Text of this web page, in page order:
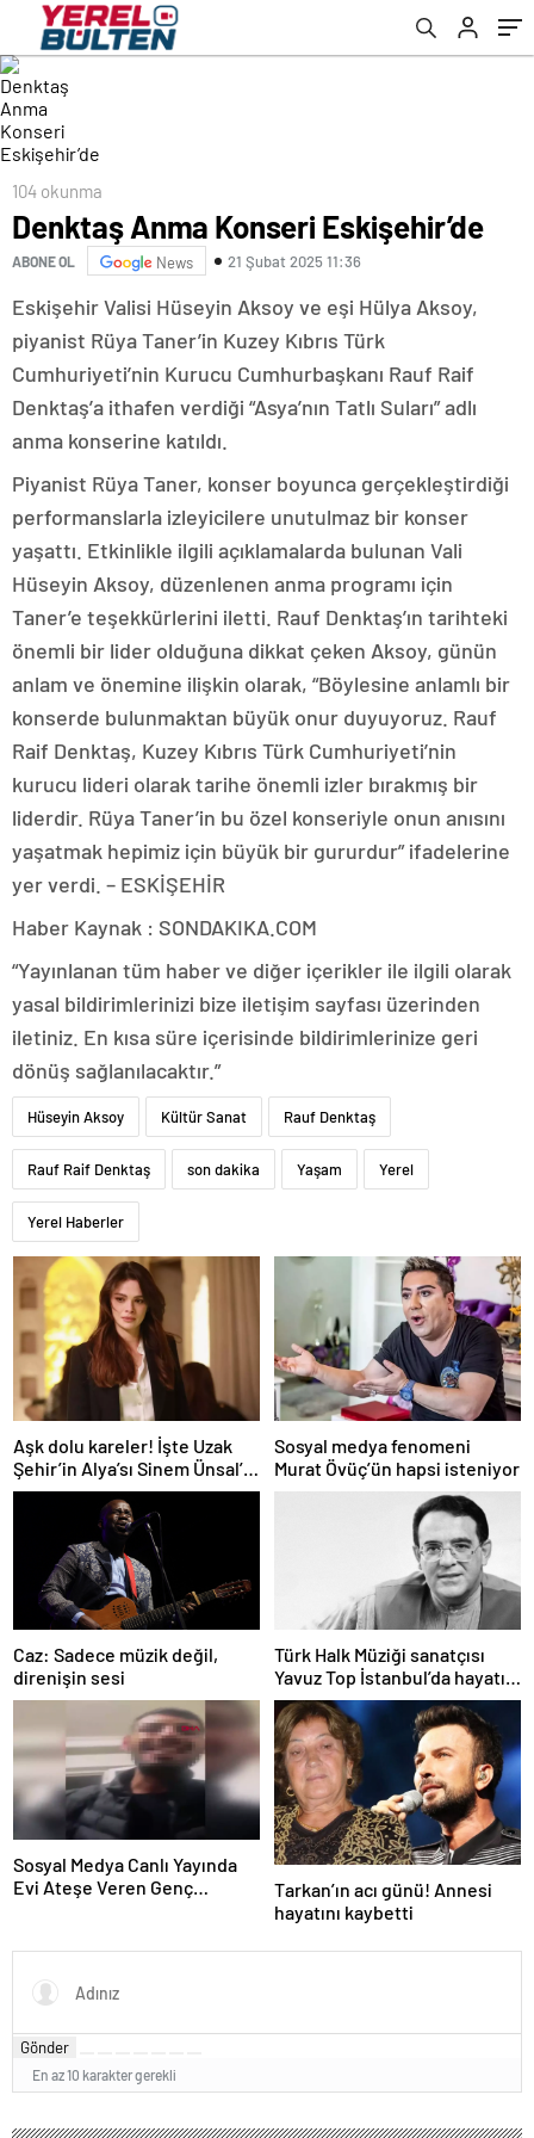
104 okunma
Denktaş Anma Konseri Eskişehir’de
ABONE OL News 21 Şubat 2025 11:36
Eskişehir Valisi Hüseyin Aksoy ve eşi Hülya Aksoy,
piyanist Rüya Taner’in Kuzey Kıbrıs Türk
Cumhuriyeti’nin Kurucu Cumhurbaşkanı Rauf Raif
Denktaş’a ithafen verdiği “Asya’nın Tatlı Suları” adlı
anma konserine katıldı.
Piyanist Rüya Taner, konser boyunca gerçekleştirdiği
performanslarla izleyicilere unutulmaz bir konser
yaşattı. Etkinlikle ilgili açıklamalarda bulunan Vali
Hüseyin Aksoy, düzenlenen anma programı için
Taner’e teşekkürlerini iletti. Rauf Denktaş’ın tarihteki
önemli bir lider olduğuna dikkat çeken Aksoy, günün
anlam ve önemine ilişkin olarak, “Böylesine anlamlı bir
konserde bulunmaktan büyük onur duyuyoruz. Rauf
Raif Denktaş, Kuzey Kıbrıs Türk Cumhuriyeti’nin
kurucu lideri olarak tarihe önemli izler bırakmış bir
liderdir. Rüya Taner’in bu özel konseriyle onun anısını
yaşatmak hepimiz için büyük bir gururdur” ifadelerine
yer verdi. – ESKİŞEHİR
Haber Kaynak : SONDAKIKA.COM
“Yayınlanan tüm haber ve diğer içerikler ile ilgili olarak
yasal bildirimlerinizi bize iletişim sayfası üzerinden
iletiniz. En kısa süre içerisinde bildirimlerinize geri
dönüş sağlanılacaktır.”
Hüseyin Aksoy Kültür Sanat Rauf Denktaş
Rauf Raif Denktaş son dakika Yaşam Yerel
Yerel Haberler
Aşk dolu kareler! İşte Uzak
Şehir’in Alya’sı Sinem Ünsal’ın
gerçek hayattaki sevgilisi
Sosyal medya fenomeni
Murat Övüç’ün hapsi isteniyor
Caz: Sadece müzik değil,
direnişin sesi
Türk Halk Müziği sanatçısı
Yavuz Top İstanbul’da hayatını
kaybetti
Sosyal Medya Canlı Yayında
Evi Ateşe Veren Genç
Tarkan’ın acı günü! Annesi
hayatını kaybetti
Gönder
En az 10 karakter gerekli